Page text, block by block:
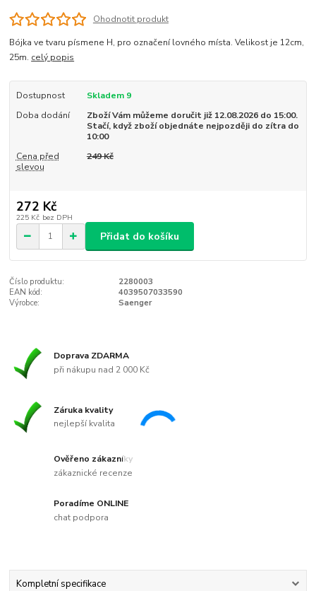
Ohodnotit produkt
Bójka ve tvaru písmene H, pro označení lovného místa. Velikost je 12cm,
25m. celý popis
Dostupnost
Skladem 9
Doba dodání
Zboží Vám můžeme doručit již 12.08.2026 do 15:00.
Stačí, když zboží objednáte nejpozději do zítra do
10:00
Cena před
slevou
249 Kč
272 Kč
225 Kč bez DPH
Přidat do košíku
Číslo produktu:
2280003
EAN kód:
4039507033590
Výrobce:
Saenger
Doprava ZDARMA
při nákupu nad 2 000 Kč
Záruka kvality
nejlepší kvalita
Ověřeno zákazníky
zákaznické recenze
Poradíme ONLINE
chat podpora
Kompletní specifikace